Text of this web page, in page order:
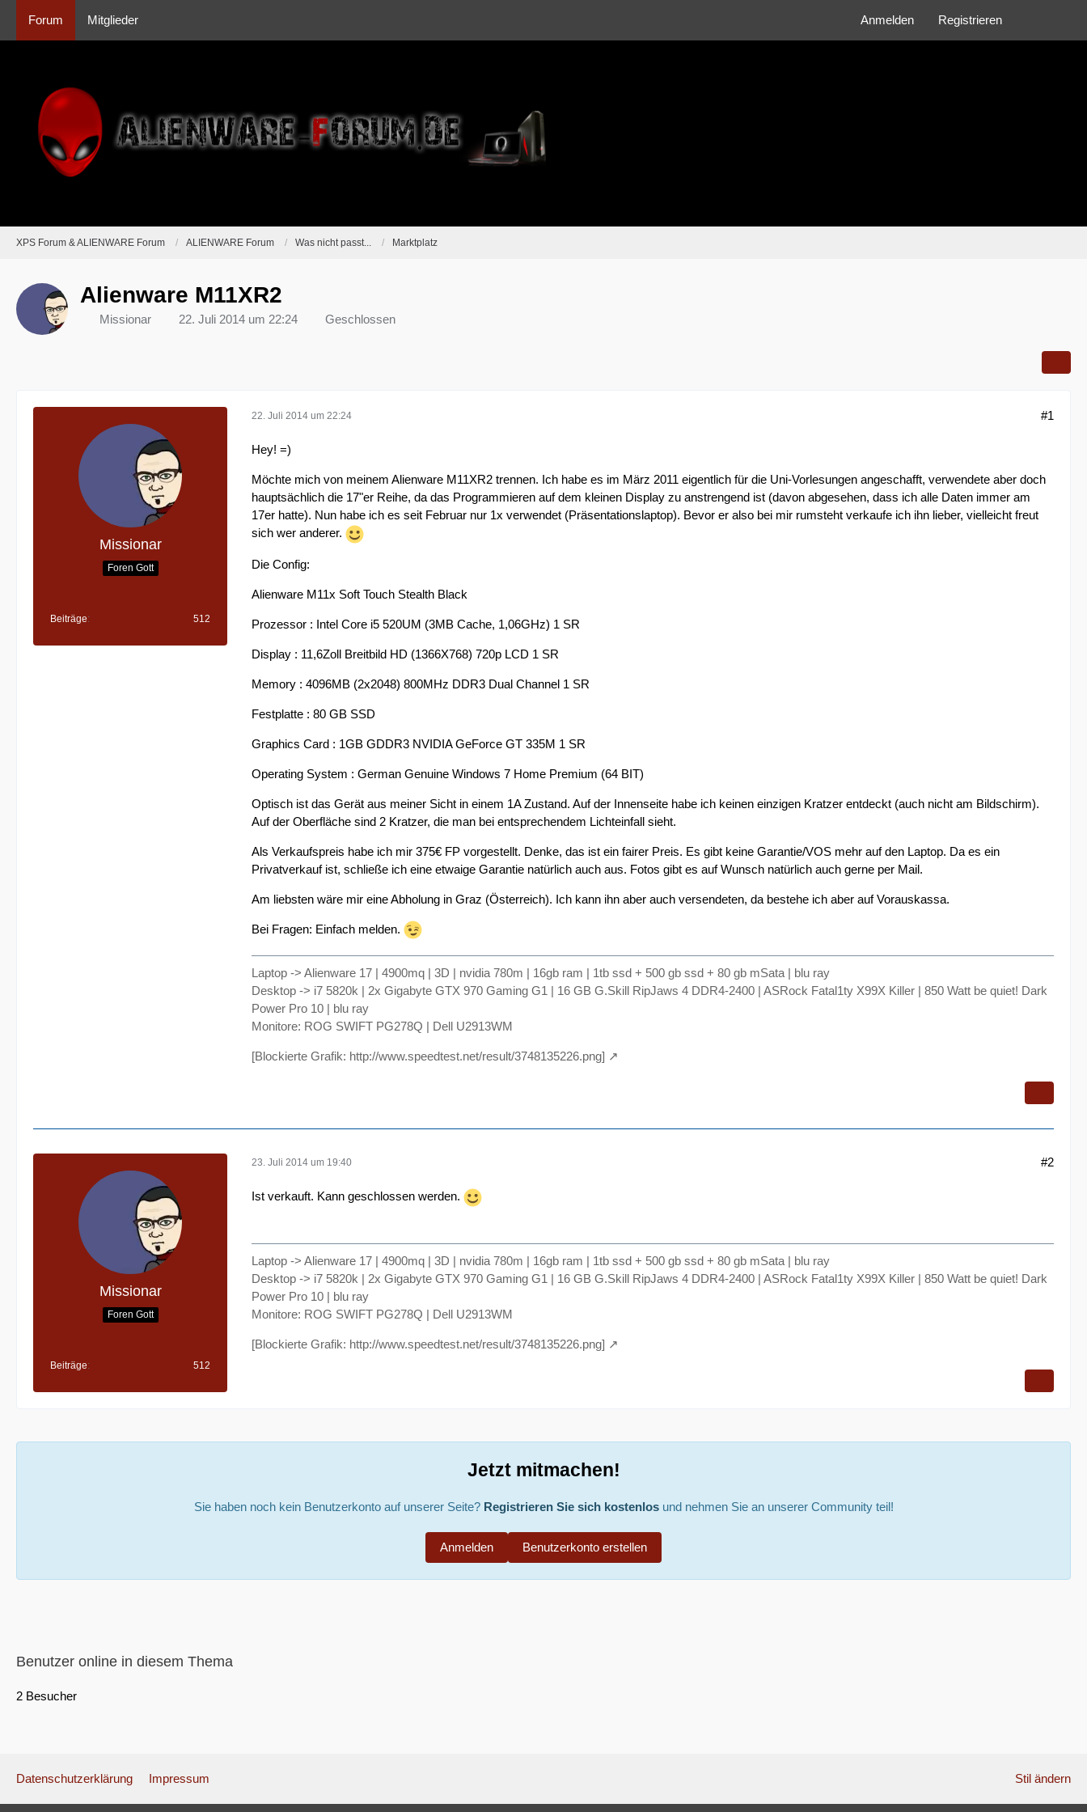
Forum Mitglieder Anmelden Registrieren
XPS Forum & ALIENWARE Forum ALIENWARE Forum Was nicht passt... Marktplatz
Alienware M11XR2
Missionar 22. Juli 2014 um 22:24 Geschlossen
Missionar
Foren Gott
Beiträge 512
22. Juli 2014 um 22:24 #1
Hey! =)
Möchte mich von meinem Alienware M11XR2 trennen. Ich habe es im März 2011 eigentlich für die Uni-Vorlesungen angeschafft, verwendete aber doch
hauptsächlich die 17"er Reihe, da das Programmieren auf dem kleinen Display zu anstrengend ist (davon abgesehen, dass ich alle Daten immer am
17er hatte). Nun habe ich es seit Februar nur 1x verwendet (Präsentationslaptop). Bevor er also bei mir rumsteht verkaufe ich ihn lieber, vielleicht freut
sich wer anderer.
Die Config:
Alienware M11x Soft Touch Stealth Black
Prozessor : Intel Core i5 520UM (3MB Cache, 1,06GHz) 1 SR
Display : 11,6Zoll Breitbild HD (1366X768) 720p LCD 1 SR
Memory : 4096MB (2x2048) 800MHz DDR3 Dual Channel 1 SR
Festplatte : 80 GB SSD
Graphics Card : 1GB GDDR3 NVIDIA GeForce GT 335M 1 SR
Operating System : German Genuine Windows 7 Home Premium (64 BIT)
Optisch ist das Gerät aus meiner Sicht in einem 1A Zustand. Auf der Innenseite habe ich keinen einzigen Kratzer entdeckt (auch nicht am Bildschirm).
Auf der Oberfläche sind 2 Kratzer, die man bei entsprechendem Lichteinfall sieht.
Als Verkaufspreis habe ich mir 375€ FP vorgestellt. Denke, das ist ein fairer Preis. Es gibt keine Garantie/VOS mehr auf den Laptop. Da es ein
Privatverkauf ist, schließe ich eine etwaige Garantie natürlich auch aus. Fotos gibt es auf Wunsch natürlich auch gerne per Mail.
Am liebsten wäre mir eine Abholung in Graz (Österreich). Ich kann ihn aber auch versendeten, da bestehe ich aber auf Vorauskassa.
Bei Fragen: Einfach melden.
Laptop -> Alienware 17 | 4900mq | 3D | nvidia 780m | 16gb ram | 1tb ssd + 500 gb ssd + 80 gb mSata | blu ray
Desktop -> i7 5820k | 2x Gigabyte GTX 970 Gaming G1 | 16 GB G.Skill RipJaws 4 DDR4-2400 | ASRock Fatal1ty X99X Killer | 850 Watt be quiet! Dark
Power Pro 10 | blu ray
Monitore: ROG SWIFT PG278Q | Dell U2913WM
[Blockierte Grafik: http://www.speedtest.net/result/3748135226.png]
Missionar
Foren Gott
Beiträge 512
23. Juli 2014 um 19:40 #2
Ist verkauft. Kann geschlossen werden.
Laptop -> Alienware 17 | 4900mq | 3D | nvidia 780m | 16gb ram | 1tb ssd + 500 gb ssd + 80 gb mSata | blu ray
Desktop -> i7 5820k | 2x Gigabyte GTX 970 Gaming G1 | 16 GB G.Skill RipJaws 4 DDR4-2400 | ASRock Fatal1ty X99X Killer | 850 Watt be quiet! Dark
Power Pro 10 | blu ray
Monitore: ROG SWIFT PG278Q | Dell U2913WM
[Blockierte Grafik: http://www.speedtest.net/result/3748135226.png]
Jetzt mitmachen!
Sie haben noch kein Benutzerkonto auf unserer Seite? Registrieren Sie sich kostenlosund nehmen Sie an unserer Community teil!
Benutzerkonto erstellen
Anmelden
Benutzer online in diesem Thema
2 Besucher
Stil ändern
Datenschutzerklärung Impressum